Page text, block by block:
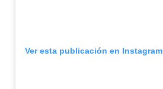
Ver esta publicación en Instagram